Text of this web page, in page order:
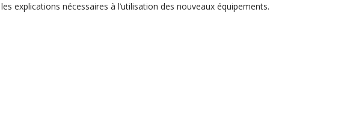
explications nécessaires à l’utilisation des nouveaux équipements.